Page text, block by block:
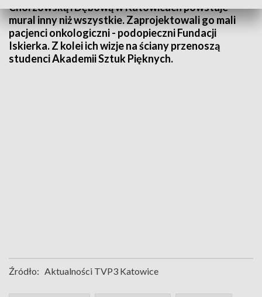
Chorzowską i Dębową w Katowicach powstaje
mural inny niż wszystkie. Zaprojektowali go mali
pacjenci onkologiczni - podopieczni Fundacji
Iskierka. Z kolei ich wizje na ściany przenoszą
studenci Akademii Sztuk Pięknych.
Źródło: Aktualności TVP3 Katowice